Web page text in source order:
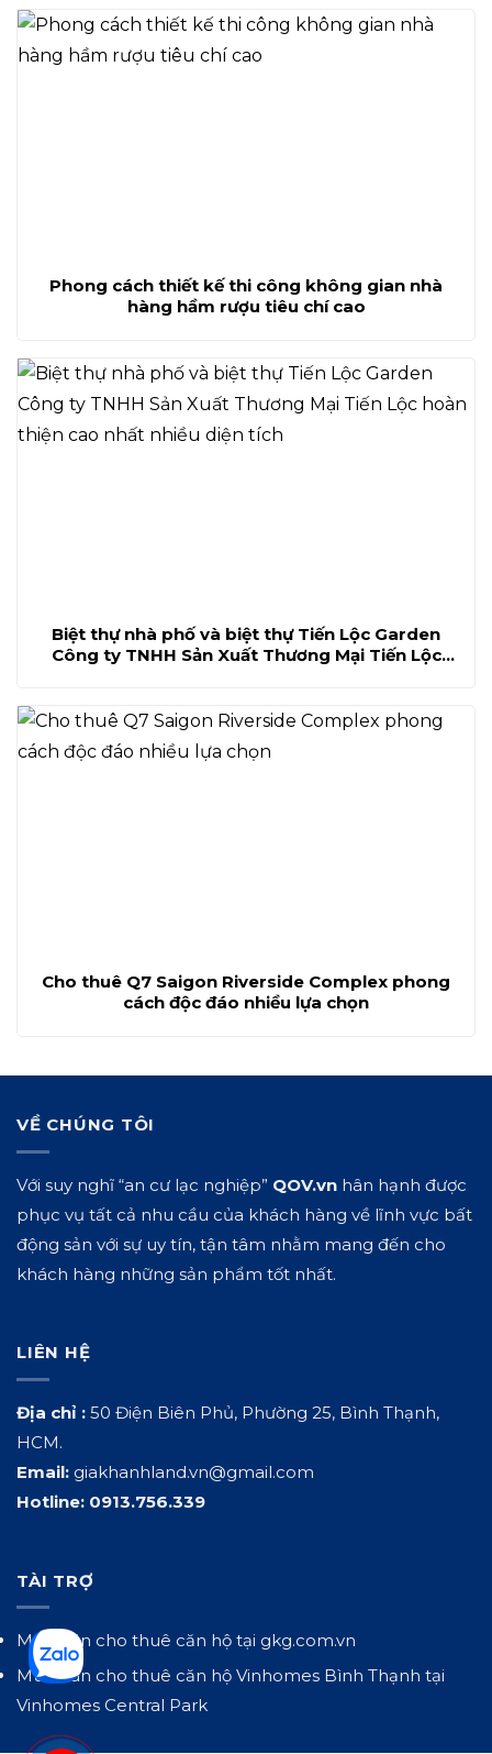
Phong cách thiết kế thi công không gian nhà
hàng hầm rượu tiêu chí cao
Biệt thự nhà phố và biệt thự Tiến Lộc Garden
Công ty TNHH Sản Xuất Thương Mại Tiến Lộc
Cho thuê Q7 Saigon Riverside Complex phong
cách độc đáo nhiều lựa chọn
VỀ CHÚNG TÔI
Với suy nghĩ “an cư lạc nghiệp” QOV.vn hân hạnh được
phục vụ tất cả nhu cầu của khách hàng về lĩnh vực bất
động sản với sự uy tín, tận tâm nhằm mang đến cho
khách hàng những sản phẩm tốt nhất.
LIÊN HỆ
Địa chỉ : 50 Điện Biên Phủ, Phường 25, Bình Thạnh,
HCM.
Email: giakhanhland.vn@gmail.com
Hotline: 0913.756.339
TÀI TRỢ
Mua bán cho thuê căn hộ tại gkg.com.vn
Mua bán cho thuê căn hộ Vinhomes Bình Thạnh tại
Vinhomes Central Park